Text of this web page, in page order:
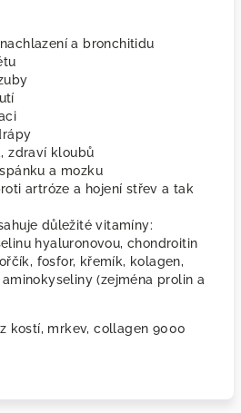
a bronchitidu
zdraví kloubů
a mozku
artróze a hojení střev a tak
důležité vitamíny:
hyaluronovou, chondroitin
fosfor, křemík, kolagen,
(zejména prolin a
kostí, mrkev, collagen 9000